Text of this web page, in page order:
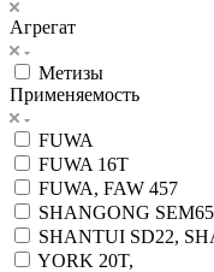
Агрегат
Метизы
Применяемость
FUWA
FUWA 16T
FUWA, FAW 457
SHANGONG
SHANTUI SD22,
YORK 20T,